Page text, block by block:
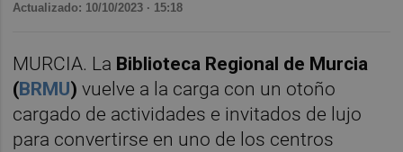
Actualizado: 10/10/2023 · 15:18
MURCIA. La Biblioteca Regional de Murcia
(BRMU) vuelve a la carga con un otoño
cargado de actividades e invitados de lujo
para convertirse en uno de los centros